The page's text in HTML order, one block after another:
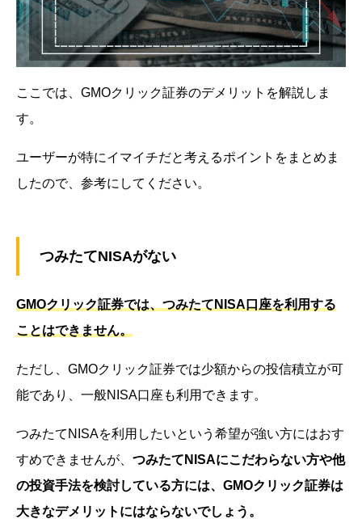
ここでは、GMOクリック証券のデメリットを解説しま
す。
ユーザーが特にイマイチだと考えるポイントをまとめま
したので、参考にしてください。
つみたてNISAがない
GMOクリック証券では、つみたてNISA口座を利用する
ことはできません。
ただし、GMOクリック証券では少額からの投信積立が可
能であり、一般NISA口座も利用できます。
つみたてNISAを利用したいという希望が強い方にはおす
すめできませんが、 つみたてNISAにこだわらない方や他
の投資手法を検討している方には、GMOクリック証券は
大きなデメリットにはならないでしょう。